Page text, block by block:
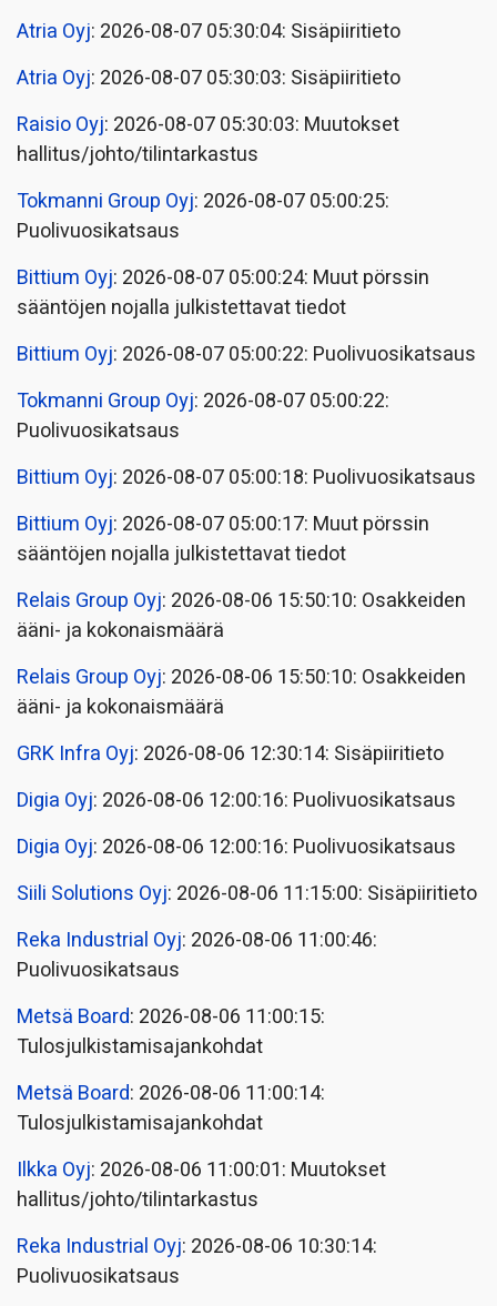
Atria Oyj: 2026-08-07 05:30:04: Sisäpiiritieto
Atria Oyj: 2026-08-07 05:30:03: Sisäpiiritieto
Raisio Oyj: 2026-08-07 05:30:03: Muutokset
hallitus/johto/tilintarkastus
Tokmanni Group Oyj: 2026-08-07 05:00:25:
Puolivuosikatsaus
Bittium Oyj: 2026-08-07 05:00:24: Muut pörssin
sääntöjen nojalla julkistettavat tiedot
Bittium Oyj: 2026-08-07 05:00:22: Puolivuosikatsaus
Tokmanni Group Oyj: 2026-08-07 05:00:22:
Puolivuosikatsaus
Bittium Oyj: 2026-08-07 05:00:18: Puolivuosikatsaus
Bittium Oyj: 2026-08-07 05:00:17: Muut pörssin
sääntöjen nojalla julkistettavat tiedot
Relais Group Oyj: 2026-08-06 15:50:10: Osakkeiden
ääni- ja kokonaismäärä
Relais Group Oyj: 2026-08-06 15:50:10: Osakkeiden
ääni- ja kokonaismäärä
GRK Infra Oyj: 2026-08-06 12:30:14: Sisäpiiritieto
Digia Oyj: 2026-08-06 12:00:16: Puolivuosikatsaus
Digia Oyj: 2026-08-06 12:00:16: Puolivuosikatsaus
Siili Solutions Oyj: 2026-08-06 11:15:00: Sisäpiiritieto
Reka Industrial Oyj: 2026-08-06 11:00:46:
Puolivuosikatsaus
Metsä Board: 2026-08-06 11:00:15:
Tulosjulkistamisajankohdat
Metsä Board: 2026-08-06 11:00:14:
Tulosjulkistamisajankohdat
Ilkka Oyj: 2026-08-06 11:00:01: Muutokset
hallitus/johto/tilintarkastus
Reka Industrial Oyj: 2026-08-06 10:30:14:
Puolivuosikatsaus